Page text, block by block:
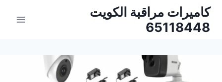
التجاوز
المحتوى
كاميرات مراقبة الكويت
65118448